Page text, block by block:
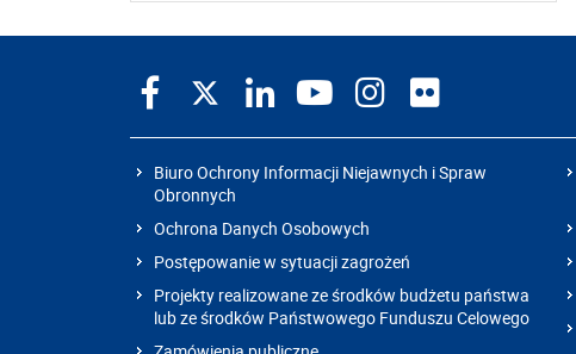
Biuro Ochrony Informacji Niejawnych i Spraw
Obronnych
Ochrona Danych Osobowych
Postępowanie w sytuacji zagrożeń
Projekty realizowane ze środków budżetu państwa
lub ze środków Państwowego Funduszu Celowego